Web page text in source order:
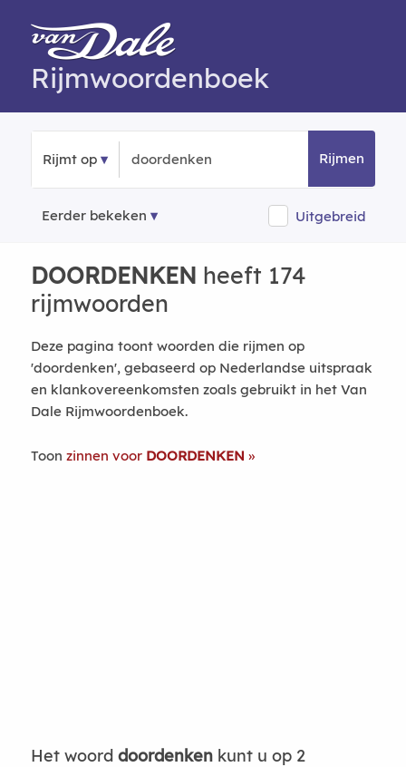
Rijmwoordenboek
Rijmt op Rijmen
Eerder bekeken Uitgebreid
DOORDENKEN heeft 174
rijmwoorden
Deze pagina toont woorden die rijmen op
'doordenken', gebaseerd op Nederlandse uitspraak
en klankovereenkomsten zoals gebruikt in het Van
Dale Rijmwoordenboek.
Toon zinnen voor DOORDENKEN
Het woord doordenkenkunt u op 2